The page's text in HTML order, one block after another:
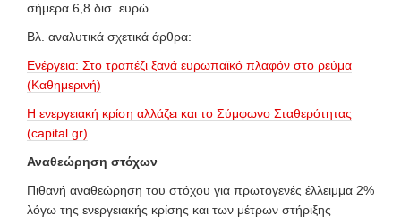
σήμερα 6,8 δισ. ευρώ.
Βλ. αναλυτικά σχετικά άρθρα:
Ενέργεια: Στο τραπέζι ξανά ευρωπαϊκό πλαφόν στο ρεύμα
(Καθημερινή)
Η ενεργειακή κρίση αλλάζει και το Σύμφωνο Σταθερότητας
(capital.gr)
Αναθεώρηση στόχων
Πιθανή αναθεώρηση του στόχου για πρωτογενές έλλειμμα 2%
λόγω της ενεργειακής κρίσης και των μέτρων στήριξης